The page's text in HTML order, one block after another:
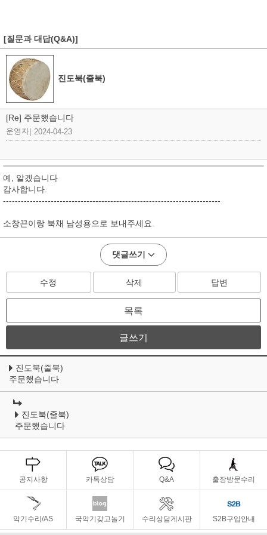
[질문과 대답(Q&A)]
진도북(줄북)
[Re] 주문했습니다
운영자 2024-04-23
예, 알겠습니다
감사합니다.
-------------------------------------------------------------------------
소창끈이랑 북채 남성용으로 보내주세요.
댓글쓰기
수정 삭제 답변
목록
글쓰기
진도북(줄북)
주문했습니다
진도북(줄북)
주문했습니다
공지사항 카톡상담 Q&A 출장방문수리
악기수리/AS 국악기갖고놀기 수리상담게시판 S2B구입안내